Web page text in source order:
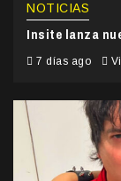
NOTICIAS
Insite lanza
7 días ago